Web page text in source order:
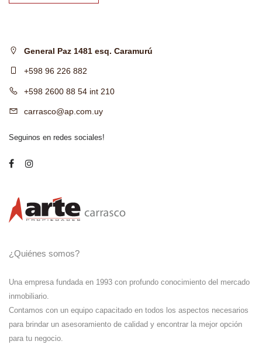
General Paz 1481 esq. Caramurú
+598 96 226 882
+598 2600 88 54 int 210
carrasco@ap.com.uy
Seguinos en redes sociales!
¿Quiénes somos?
Una empresa fundada en 1993 con profundo conocimiento del mercado
inmobiliario.
Contamos con un equipo capacitado en todos los aspectos necesarios
para brindar un asesoramiento de calidad y encontrar la mejor opción
para tu negocio.